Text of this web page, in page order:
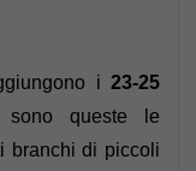
i 23-25
sono queste le
branchi di piccoli